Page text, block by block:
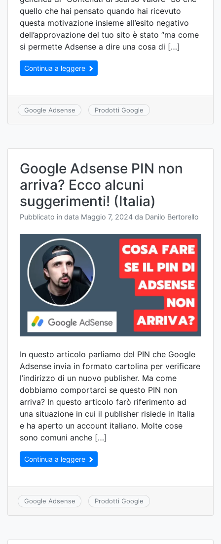
quello che hai pensato quando hai ricevuto
questa motivazione insieme all’esito negativo
dell’approvazione del tuo sito è stato “ma come
si permette Adsense a dire una cosa di […]
Continua a leggere
Google Adsense Prodotti Google
Google Adsense PIN non
arriva? Ecco alcuni
suggerimenti! (Italia)
Pubblicato in data Maggio 7, 2024 da Danilo Bertorello
In questo articolo parliamo del PIN che Google
Adsense invia in formato cartolina per verificare
l’indirizzo di un nuovo publisher. Ma come
dobbiamo comportarci se questo PIN non
arriva? In questo articolo farò riferimento ad
una situazione in cui il publisher risiede in Italia
e ha aperto un account italiano. Molte cose
sono comuni anche […]
Continua a leggere
Google Adsense Prodotti Google